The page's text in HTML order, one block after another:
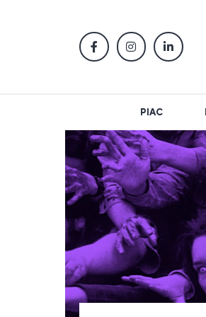
PIAC